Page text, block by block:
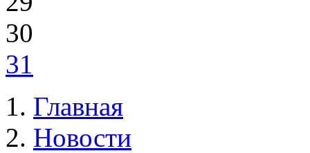
30
31
Главная
Новости